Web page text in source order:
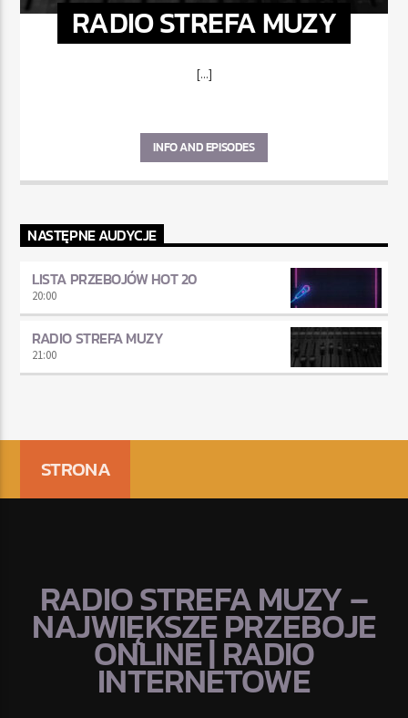
RADIO STREFA MUZY
[...]
INFO AND EPISODES
NASTĘPNE AUDYCJE
LISTA PRZEBOJÓW HOT 20
20:00
RADIO STREFA MUZY
21:00
STRONA
RADIO STREFA MUZY –
NAJWIĘKSZE PRZEBOJE
ONLINE | RADIO
INTERNETOWE